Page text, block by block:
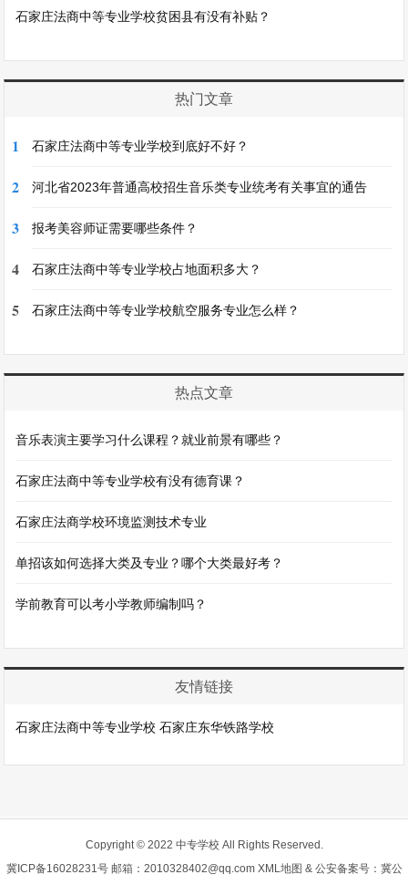
石家庄法商中等专业学校贫困县有没有补贴？
热门文章
1 石家庄法商中等专业学校到底好不好？
2 河北省2023年普通高校招生音乐类专业统考有关事宜的通告
3 报考美容师证需要哪些条件？
4 石家庄法商中等专业学校占地面积多大？
5 石家庄法商中等专业学校航空服务专业怎么样？
热点文章
音乐表演主要学习什么课程？就业前景有哪些？
石家庄法商中等专业学校有没有德育课？
石家庄法商学校环境监测技术专业
单招该如何选择大类及专业？哪个大类最好考？
学前教育可以考小学教师编制吗？
友情链接
石家庄法商中等专业学校 石家庄东华铁路学校
Copyright © 2022 中专学校 All Rights Reserved.
冀ICP备16028231号邮箱：2010328402@qq.com XML地图 & 公安备案号：冀公